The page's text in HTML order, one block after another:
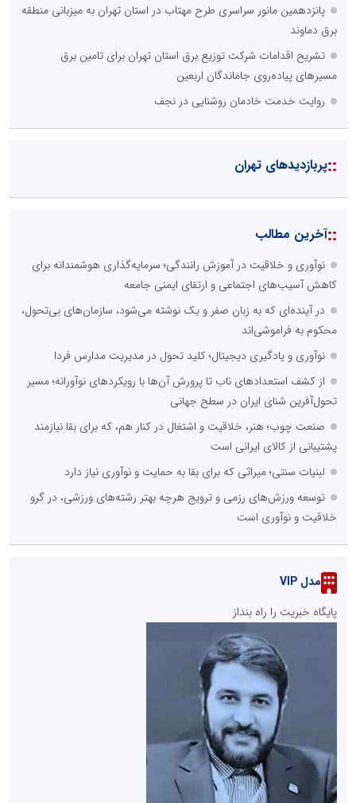
پانزدهمین مانور سراسری طرح مهتاب در استان تهران به میزبانی منطقه
برق دماوند
تشریح اقدامات شرکت توزیع برق استان تهران برای تامین برق
مسیرهای پیاده‌روی جاماندگان اربعین
روایت خدمت خادمان روشنایی در نجف
::پربازدیدهای تهران
::آخرین مطالب
نوآوری و خلاقیت در آموزش رانندگی؛ سرمایه‌گذاری هوشمندانه برای
کاهش آسیب‌های اجتماعی و ارتقای ایمنی جامعه
در آینده‌ای که به زبان صفر و یک نوشته می‌شود، سازمان‌های بی‌تحول،
محکوم به فراموشی‌اند
نوآوری و یادگیری دیجیتال؛ کلید تحول در مدیریت مدارس فردا
از کشف استعدادهای ناب تا پرورش آن‌ها با رویکردهای نوآورانه؛ مسیر
تحول‌آفرین شنای ایران در سطح جهانی
صنعت چوب؛ هنر، خلاقیت و اشتغال در کنار هم، که برای بقا نیازمند
پشتیبانی از کالای ایرانی است
لبنیات سنتی؛ میراثی که برای بقا به حمایت و نوآوری نیاز دارد
توسعه ورزش‌های رزمی و ترویج هرچه بهتر رشته‌های ورزشی، در گرو
خلاقیت و نوآوری است
مدل VIP
پایگاه خبریت را راه بنداز